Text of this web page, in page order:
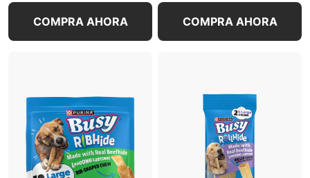
COMPRA AHORA COMPRA AHORA